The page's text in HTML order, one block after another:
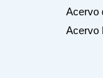
Acervo
Acervo